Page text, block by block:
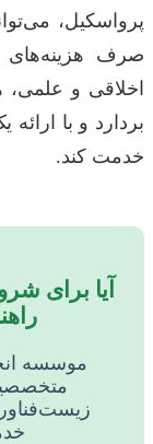
پرواسکیل،
صرف هزینه‌های
اخلاقی و
بردارد و با
خدمت کند.
آیا برای
موسسه